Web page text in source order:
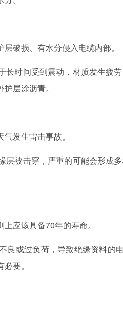
破损、有水分侵入电缆内部。
时间受到震动，材质发生疲
层涂沥青。
发生雷击事故。
被击穿，严重的可能会形成
应该具备70年的寿命。
或过负荷，导致绝缘资料的
要。